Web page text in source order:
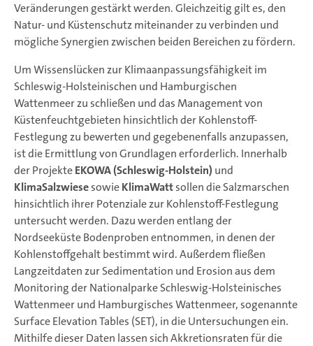
Veränderungen gestärkt werden. Gleichzeitig gilt es, den
Natur- und Küstenschutz miteinander zu verbinden und
mögliche Synergien zwischen beiden Bereichen zu fördern.
Um Wissenslücken zur Klimaanpassungsfähigkeit im
Schleswig-Holsteinischen und Hamburgischen
Wattenmeer zu schließen und das Management von
Küstenfeuchtgebieten hinsichtlich der Kohlenstoff-
Festlegung zu bewerten und gegebenenfalls anzupassen,
ist die Ermittlung von Grundlagen erforderlich. Innerhalb
der ProjekteEKOWA (Schleswig-Holstein) und
KlimaSalzwiesesowieKlimaWattsollen die Salzmarschen
hinsichtlich ihrer Potenziale zur Kohlenstoff-Festlegung
untersucht werden. Dazu werden entlang der
Nordseeküste Bodenproben entnommen, in denen der
Kohlenstoffgehalt bestimmt wird. Außerdem fließen
Langzeitdaten zur Sedimentation und Erosion aus dem
Monitoring der Nationalparke Schleswig-Holsteinisches
Wattenmeer und Hamburgisches Wattenmeer, sogenannte
Surface Elevation Tables (SET), in die Untersuchungen ein.
Mithilfe dieser Daten lassen sich Akkretionsraten für die